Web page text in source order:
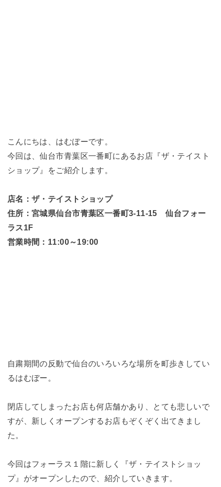
こんにちは、はむぼーです。
今回は、仙台市青葉区一番町にあるお店『ザ・テイスト
ショップ』をご紹介します。
店名：ザ・テイストショップ
住所：宮城県仙台市青葉区一番町3-11-15 仙台フォー
ラス1F
営業時間：11:00～19:00
自粛期間の反動で仙台のいろいろな場所を町歩きしてい
るはむぼー。
閉店してしまったお店も何店舗かあり、とても悲しいで
すが、新しくオープンするお店もぞくぞく出てきまし
た。
今回はフォーラス１階に新しく『ザ・テイストショッ
プ』がオープンしたので、紹介していきます。